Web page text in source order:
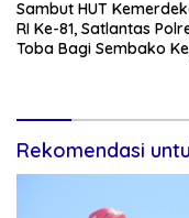
Sambut HUT
RI Ke-81, Satlantas
Toba Bagi Sembako
Rekomendasi